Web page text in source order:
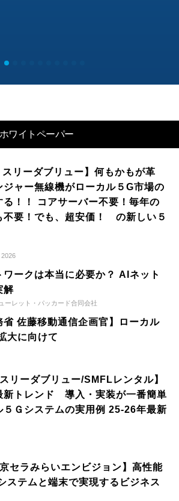
ホワイトペーパー
スリーダブリュー】何もかもが革
ャー無線機がローカル５G市場の
る！！ コアサーバー不要！毎年の
不要！でも、超安価！ の新しい５
ークは本当に必要か？ AIネット
解
ーレット・パッカード合同会社
省 佐藤移動通信企画官】ローカル
大に向けて
リーダブリュー/SMFLレンタル】
新トレンド 導入・実装が一番簡単
５Ｇシステムの実用例 25-26年最新
セラみらいエンビジョン】高性能
ステムと端末で実現するビジネス